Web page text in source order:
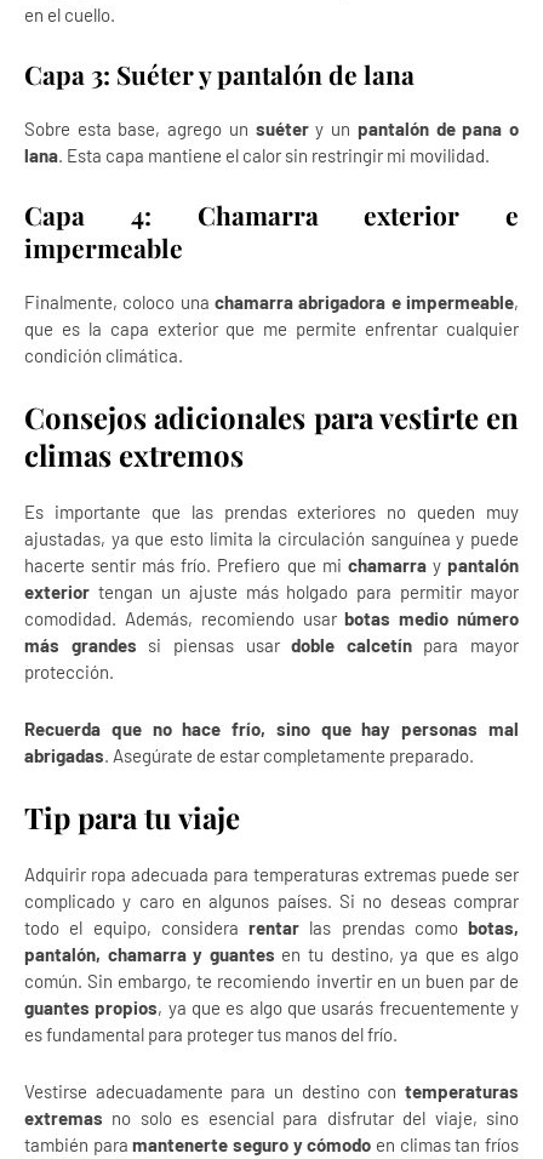
en el cuello.
Capa 3: Suéter y pantalón de lana
Sobre esta base, agrego un suétery un pantalón de pana o
lana. Esta capa mantiene el calor sin restringir mi movilidad.
Capa 4: Chamarra exterior e
impermeable
Finalmente, coloco una chamarra abrigadora e impermeable,
que es la capa exterior que me permite enfrentar cualquier
condición climática.
Consejos adicionales para vestirte en
climas extremos
Es importante que las prendas exteriores no queden muy
ajustadas, ya que esto limita la circulación sanguínea y puede
hacerte sentir más frío. Prefiero que mi chamarraypantalón
exterior tengan un ajuste más holgado para permitir mayor
comodidad. Además, recomiendo usarbotas medio número
más grandes si piensas usardoble calcetínpara mayor
protección.
Recuerda que no hace frío, sino que hay personas mal
abrigadas. Asegúrate de estar completamente preparado.
Tip para tu viaje
Adquirir ropa adecuada para temperaturas extremas puede ser
complicado y caro en algunos países. Si no deseas comprar
todo el equipo, considera rentar las prendas como botas,
pantalón, chamarra y guantes en tu destino, ya que es algo
común. Sin embargo, te recomiendo invertir en un buen par de
guantes propios, ya que es algo que usarás frecuentemente y
es fundamental para proteger tus manos del frío.
Vestirse adecuadamente para un destino con temperaturas
extremas no solo es esencial para disfrutar del viaje, sino
también paramantenerte seguro y cómodo en climas tan fríos